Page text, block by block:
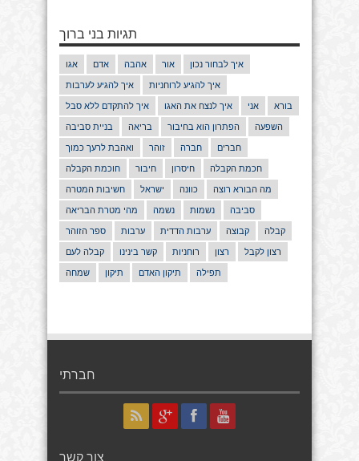
תגיות בני ברוך
אגו אדם אהבה אור איך לבחור נכון
איך להגיע לערבות איך להגיע לרוחניות
איך להתקדם ללא סבל איך לנצח את האגו אני בורא
בניית סביבה בריאה הפתרון הוא בחיבור השפעה
ואהבת לרעך כמוך זוהר חברה חברים
חוכמת הקבלה חיבור חיסרון חכמת הקבלה
חשיבות המטרה ישראל כוונה מה הבורא רוצה
מהי מטרת הבריאה נשמה נשמות סביבה
ספר הזוהר ערבות ערבות הדדית קבוצה קבלה
קבלה לעם קשר בינינו רוחניות רצון רצון לקבל
שמחה תיקון תיקון האדם תפילה
חברתי
צור קשר